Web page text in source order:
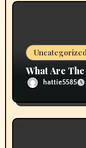
Uncategorized
What Are
hattie5585